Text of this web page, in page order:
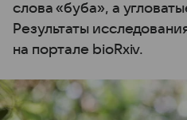
слова «буба», а
Результаты
на портале bioRxiv.